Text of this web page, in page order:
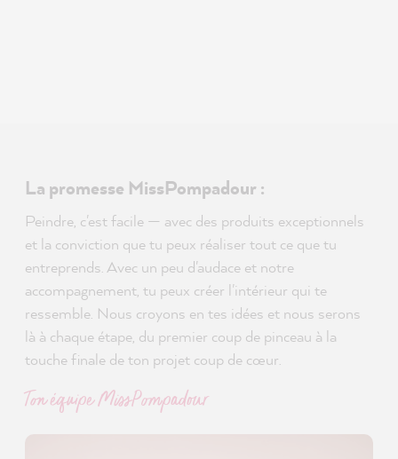
La promesse MissPompadour :
Peindre, c'est facile — avec des produits exceptionnels
et la conviction que tu peux réaliser tout ce que tu
entreprends. Avec un peu d'audace et notre
accompagnement, tu peux créer l'intérieur qui te
ressemble. Nous croyons en tes idées et nous serons
là à chaque étape, du premier coup de pinceau à la
touche finale de ton projet coup de cœur.
Ton équipe MissPompadour